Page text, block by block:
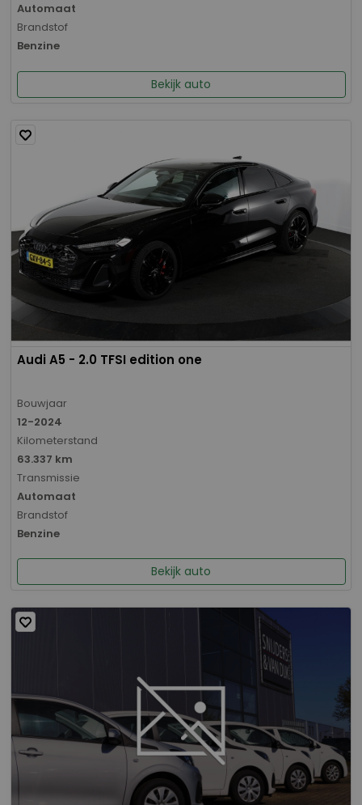
Automaat
Brandstof
Benzine
Bekijk auto
Audi A5 - 2.0 TFSI edition one
Bouwjaar
12-2024
Kilometerstand
63.337 km
Transmissie
Automaat
Brandstof
Benzine
Bekijk auto